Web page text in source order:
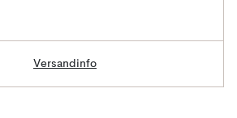
Versandinfo